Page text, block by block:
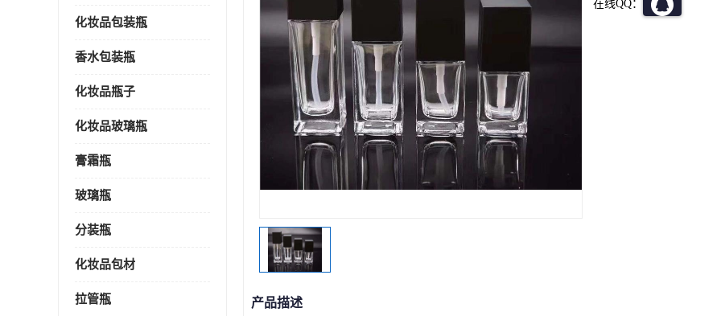
化妆品包装瓶
香水包装瓶
化妆品瓶子
化妆品玻璃瓶
膏霜瓶
玻璃瓶
分装瓶
化妆品包材
拉管瓶
在线QQ：
产品描述